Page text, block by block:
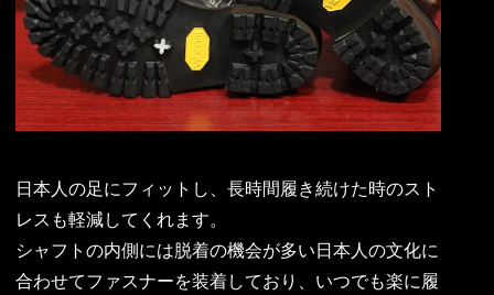
日本人の足にフィットし、長時間履き続けた時のスト
レスも軽減してくれます。
シャフトの内側には脱着の機会が多い日本人の文化に
合わせてファスナーを装着しており、いつでも楽に履